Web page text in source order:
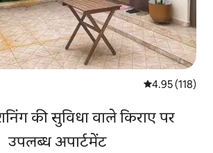
औसत रेटिंग 5 में से
4.95 (118)
की सुविधा वाले किराए पर
उपलब्ध अपार्टमेंट